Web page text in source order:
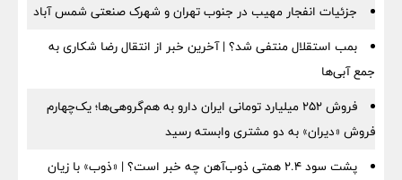
جزئیات انفجار مهیب در جنوب تهران و شهرک صنعتی شمس آباد
بمب استقلال منتفی شد؟ | آخرین خبر از انتقال رضا شکاری به
جمع آبی‌ها
فروش ۲۵۲ میلیارد تومانی ایران دارو به هم‌گروهی‌ها؛ یک‌چهارم
فروش «دیران» به دو مشتری وابسته رسید
پشت سود ۲.۴ همتی ذوب‌آهن چه خبر است؟ | «ذوب» با زیان